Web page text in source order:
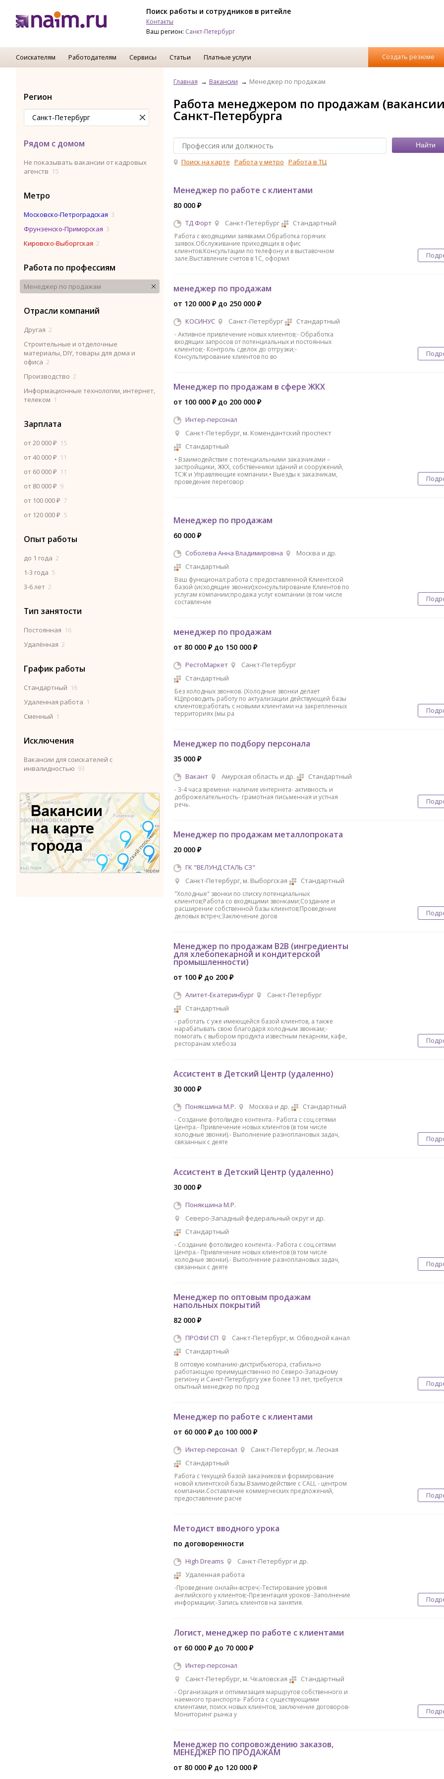
Поиск работы и сотрудников в ритейле
Контакты
Ваш регион: Санкт-Петербург
Соискателям Работодателям Сервисы Статьи Платные услуги Создать резюме
Регион
Рядом с домом
Не показывать вакансии от кадровых
агенств 15
Метро
Московско-Петроградская 3
Фрунзенско-Приморская 3
Кировско-Выборгская 2
Работа по профессиям
Менеджер по продажам
Отрасли компаний
Другая 2
Строительные и отделочные
материалы, DIY, товары для дома и
офиса 2
Производство 2
Информационные технологии, интернет,
телеком 1
Зарплата
от 20 000 ₽ 15
от 40 000 ₽ 11
от 60 000 ₽ 11
от 80 000 ₽ 9
от 100 000 ₽ 7
от 120 000 ₽ 5
Опыт работы
до 1 года 2
1-3 года 5
3-6 лет 2
Тип занятости
Постоянная 16
Удалённая 2
График работы
Стандартный 16
Удаленная работа 1
Сменный 1
Исключения
Вакансии для соискателей с
инвалидностью 93
Главная Вакансии Менеджер по продажам
Работа менеджером по продажам
Санкт-Петербурга
Поиск на карте Работа у метро Работа в ТЦ
Менеджер по работе с клиентами
80 000 ₽
ТД Форт Санкт-Петербург Стандартный
Работа с входящими заявками.Обработка горячих
заявок.Обслуживание приходящих в офис
клиентов.Консультации по телефону и в выставочном
зале.Выставление счетов в 1С, оформл
менеджер по продажам
от 120 000 ₽ до 250 000 ₽
КОСИНУС Санкт-Петербург Стандартный
- Активное привлечение новых клиентов;- Обработка
входящих запросов от потенциальных и постоянных
клиентов;- Контроль сделок до отгрузки;-
Консультирование клиентов по во
Менеджер по продажам в сфере ЖКХ
от 100 000 ₽ до 200 000 ₽
Интер-персонал
Санкт-Петербург, м. Комендантский проспект
Стандартный
• Взаимодействие с потенциальными заказчиками –
застройщики, ЖКХ, собственники зданий и сооружений,
ТСЖ и Управляющие компании.• Выезды к заказчикам,
проведение переговор
Менеджер по продажам
60 000 ₽
Соболева Анна Владимировна
Москва и др.
Стандартный
Ваш функционал:работа с предоставленной Клиентской
базой (исходящие звонки);консультирование Клиентов по
услугам компании;продажа услуг компании (в том числе
составление
менеджер по продажам
от 80 000 ₽ до 150 000 ₽
РестоМаркет
Санкт-Петербург
Стандартный
Без холодных звонков. (Холодные звонки делает
КЦ)проводить работу по актуализации действующей базы
клиентов;работать с новыми клиентами на закрепленных
территориях (мы ра
Mенeджер пo пoдбоpу перcонaла
35 000 ₽
Вакант Амурская область и др. Стандартный
- 3-4 часа времени- наличие интернета- активность и
доброжелательность- грамотная письменная и устная
речь.
Менеджер по продажам металлопроката
20 000 ₽
ГК "ВЕЛУНД СТАЛЬ СЗ"
Санкт-Петербург, м. Выборгская
Стандартный
"Холодные" звонки по списку потенциальных
клиентов;Работа со входящими звонками;Создание и
расширение собственной базы клиентов;Проведение
деловых встреч;Заключение догов
Менеджер по продажам B2B (ингредиенты
для хлебопекарной и кондитерской
промышленности)
от 100 ₽ до 200 ₽
Алитет-Екатеринбург
Санкт-Петербург
Стандартный
- работать с уже имеющейся базой клиентов, а также
нарабатывать свою благодаря холодным звонкам;-
помогать с выбором продукта известным пекарням, кафе,
ресторанам хлебоза
Ассистент в Детский Центр (удаленно)
30 000 ₽
Понякшина М.Р. Москва и др. Стандартный
- Создание фото/видео контента.- Работа с соц.сетями
Центра.- Привлечение новых клиентов (в том числе
холодные звонки).- Выполнение разноплановых задач,
связанных с деяте
Ассистент в Детский Центр (удаленно)
30 000 ₽
Понякшина М.Р.
Северо-Западный федеральный округ и др.
Стандартный
- Создание фото/видео контента.- Работа с соц.сетями
Центра.- Привлечение новых клиентов (в том числе
холодные звонки).- Выполнение разноплановых задач,
связанных с деяте
Менеджер по оптовым продажам
напольных покрытий
82 000 ₽
ПРОФИ СП
Санкт-Петербург, м. Обводной канал
Стандартный
В оптовую компанию-дистрибьютора, стабильно
работающую преимущественно по Северо-Западному
региону и Санкт-Петербургу уже более 13 лет, требуется
опытный менеджер по прод
Менеджер по работе с клиентами
от 60 000 ₽ до 100 000 ₽
Интер-персонал
Санкт-Петербург, м. Лесная
Стандартный
Работа с текущей базой заказчиков и формирование
новой клиентской базы.Взаимодействие с CALL - центром
компании.Составление коммерческих предложений,
предоставление расче
Методист вводного урока
по договоренности
High Dreams
Санкт-Петербург и др.
Удаленная работа
-Проведение онлайн-встреч;-Тестирование уровня
английского у клиентов;-Презентация уроков -Заполнение
информации;-Запись клиентов на занятия.
Логист, менеджер по работе с клиентами
от 60 000 ₽ до 70 000 ₽
Интер-персонал
Санкт-Петербург, м. Чкаловская
Стандартный
- Организация и оптимизация маршрутов собственного и
наемного транспорта- Работа с существующими
клиентами, поиск новых клиентов, заключение договоров-
Мониторинг рынка у
Менеджер по сопровождению заказов,
МЕНЕДЖЕР ПО ПРОДАЖАМ
от 80 000 ₽ до 120 000 ₽